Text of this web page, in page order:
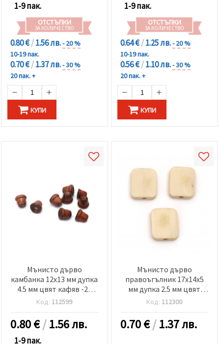
1-9 пак.
ОТСТЪПКИ
ЗА КОЛИЧЕСТВО
0.80 €/1.56 лв.- 20 %
10-19 пак.
0.70 €/1.37 лв.- 30 %
20 пак. +
КУПИ
1-9 пак.
ОТСТЪПКИ
ЗА КОЛИЧЕСТВО
0.64 €/1.25 лв.- 20 %
10-19 пак.
0.56 €/1.10 лв.- 30 %
20 пак. +
КУПИ
Мънисто дърво
камбанка 12x13 мм дупка
4.5 мм цвят кафяв -20
грама ~35 броя
Код: 112599
0.80€/1.56 лв.
1-9 пак.
Мънисто дърво
правоъгълник 17x14x5
мм дупка 2.5 мм цвят
дърво -5 броя
Код: 112300
0.70€/1.37 лв.